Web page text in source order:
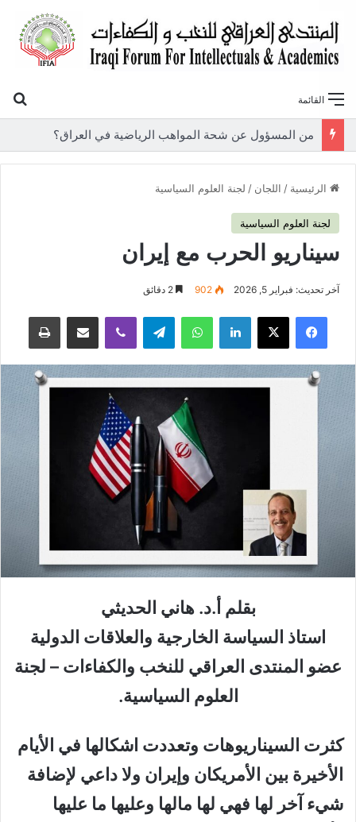
القائمة
الرئيسية / اللجان / لجنة العلوم السياسية
لجنة العلوم السياسية
سيناريو الحرب مع إيران
آخر تحديث: فبراير 5, 2026 902
فيسبوك لينكدإن واتساب
بقلم أ.د. هاني الحديثي
استاذ السياسة الخارجية والعلاقات الدولية
عضو المنتدى العراقي للنخب والكفاءات – لجنة
العلوم السياسية.
كثرت السيناريوهات وتعددت اشكالها في الأيام
الأخيرة بين الأمريكان وإيران ولا داعي لإضافة
شيء آخر لها فهي لها مالها وعليها ما عليها